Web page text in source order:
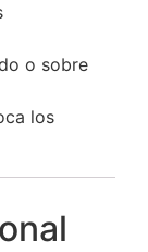
o sobre
los